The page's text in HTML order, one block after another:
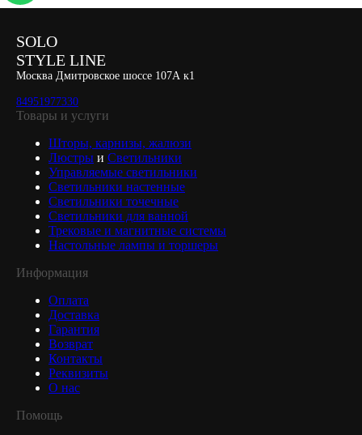
SOLO
STYLE LINE
Москва Дмитровское шоссе 107А к1
84951977330
Товары и услуги
Шторы, карнизы, жалюзи
Люстры и Светильники
Управляемые светильники
Светильники настенные
Светильники точечные
Светильники для ванной
Трековые и магнитные системы
Настольные лампы и торшеры
Информация
Оплата
Доставка
Гарантия
Возврат
Контакты
Реквизиты
О нас
Помощь